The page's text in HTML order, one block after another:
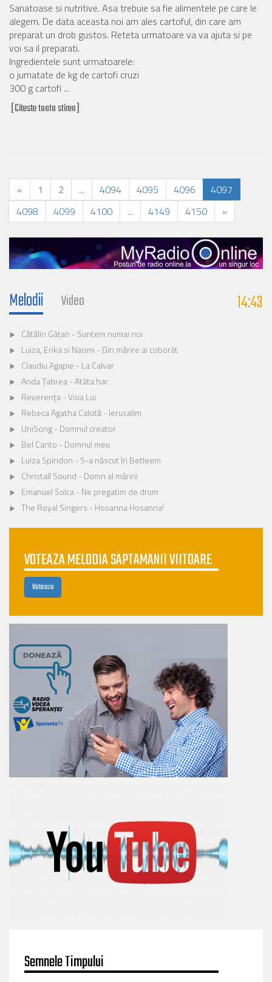
Sanatoase si nutritive. Asa trebuie sa fie alimentele pe care le
alegem. De data aceasta noi am ales cartoful, din care am
preparat un drob gustos. Reteta urmatoare va va ajuta si pe
voi sa il preparati.
Ingredientele sunt urmatoarele:
o jumatate de kg de cartofi cruzi
300 g cartofi ...
[Citeste toata stirea]
« 1 2 ... 4094 4095 4096
4097
4098
4099 4100 ... 4149 4150 »
Melodii Video 14:43
Cătălin Gâțan - Suntem numai noi
Luiza, Erika si Naomi - Din mărire ai coborât
Claudiu Agapie - La Calvar
Anda Țabrea - Atâta har
Reverența - Voia Lui
Rebeca Agatha Calotă - Ierusalim
UniSong - Domnul creator
Bel Canto - Domnul meu
Luiza Spiridon - S-a născut în Betleem
Christall Sound - Domn al măririi
Emanuel Solca - Ne pregatim de drum
The Royal Singers - Hosanna Hosanna!
VOTEAZA MELODIA SAPTAMANII VIITOARE
Voteaza
Semnele Timpului